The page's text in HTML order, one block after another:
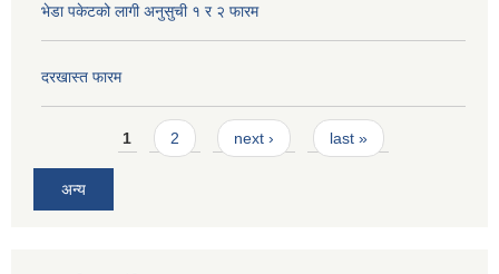
भेडा पकेटको लागी अनुसुची १ र २ फारम
दरखास्त फारम
Pages1 2 next › last »
अन्य